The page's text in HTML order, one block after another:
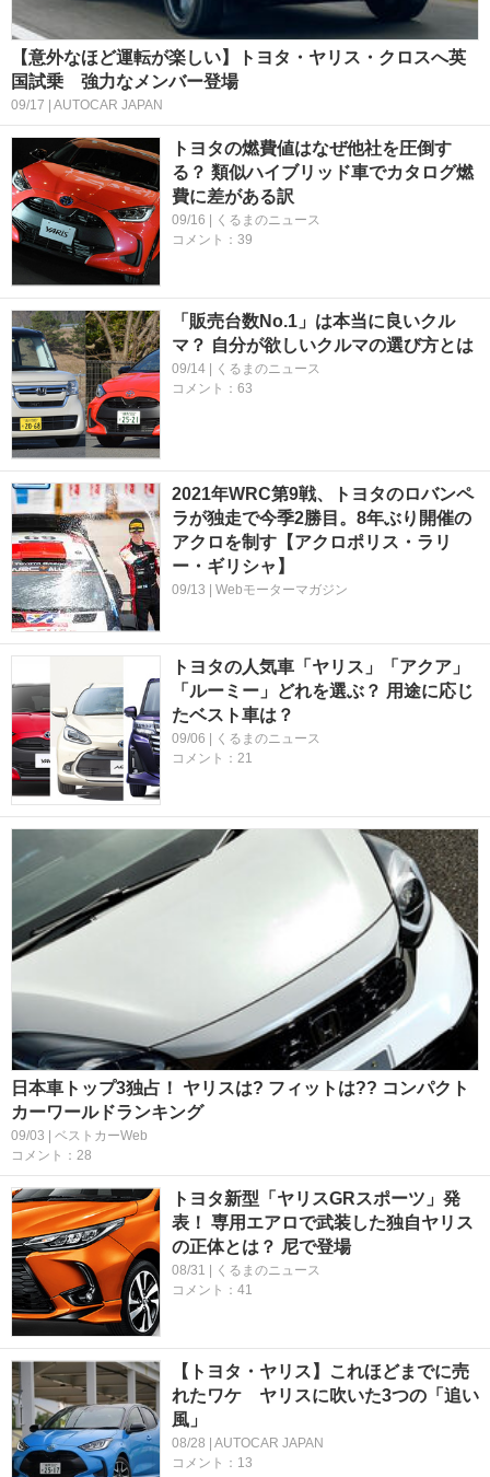
【意外なほど運転が楽しい】トヨタ・ヤリス・クロスへ英
国試乗 強力なメンバー登場
09/17 | AUTOCAR JAPAN
トヨタの燃費値はなぜ他社を圧倒す
る？ 類似ハイブリッド車でカタログ燃
費に差がある訳
09/16 | くるまのニュース
コメント：39
「販売台数No.1」は本当に良いクル
マ？ 自分が欲しいクルマの選び方とは
09/14 | くるまのニュース
コメント：63
2021年WRC第9戦、トヨタのロバンペ
ラが独走で今季2勝目。8年ぶり開催の
アクロを制す【アクロポリス・ラリ
ー・ギリシャ】
09/13 | Webモーターマガジン
トヨタの人気車「ヤリス」「アクア」
「ルーミー」どれを選ぶ？ 用途に応じ
たベスト車は？
09/06 | くるまのニュース
コメント：21
日本車トップ3独占！ ヤリスは? フィットは?? コンパクト
カーワールドランキング
09/03 | ベストカーWeb
コメント：28
トヨタ新型「ヤリスGRスポーツ」発
表！ 専用エアロで武装した独自ヤリス
の正体とは？ 尼で登場
08/31 | くるまのニュース
コメント：41
【トヨタ・ヤリス】これほどまでに売
れたワケ ヤリスに吹いた3つの「追い
風」
08/28 | AUTOCAR JAPAN
コメント：13